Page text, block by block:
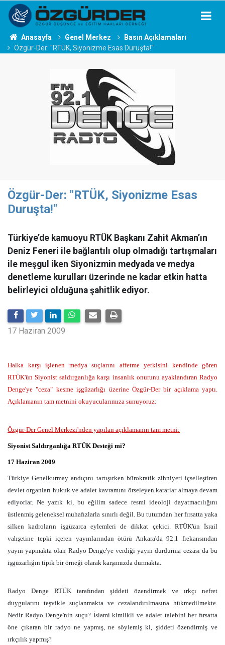
Anasayfa Genel Merkez
Basın Açıklamaları
Özgür-Der: "RTÜK, Siyonizme Esas Duruşta!"
Özgür-Der: "RTÜK, Siyonizme Esas
Duruşta!"
Türkiye’de kamuoyu RTÜK Başkanı Zahit Akman’ın
Deniz Feneri ile bağlantılı olup olmadığı tartışmaları
ile meşgul iken Siyonizmin medyada ve medya
denetleme kurulları üzerinde ne kadar etkin hatta
belirleyici olduğuna şahitlik ediyor.
17 Haziran 2009
Halka karşı işlenen medya suçlarını affetme yetkisini kendinde gören
RTÜK'ün Siyonist saldırganlığa karşı insanlık onurunu ayaklandıran Radyo
Denge'ye "ceza" kesme işgüzarlığı üzerine Özgür-Der bir açıklama yaptı.
Açıklamanın tam metnini okuyucularımıza sunuyoruz:
Özgür-Der Genel Merkezi'nden yapılan açıklamanın tam metni:
Siyonist Saldırganlığa RTÜK Desteği mi?
17 Haziran 2009
Türkiye Genelkurmay andıçını tartışırken bürokratik zihniyeti içselleştiren
devlet organları hukuk ve adalet kavramını örseleyen kararlar almaya devam
ediyorlar. Ne yazık ki, bu eğilim sadece resmi ideoloji dayatmacılığını
üstlenmiş geleneksel muhafızlarla sınırlı değil. Bu tutumdan her fırsatta yaka
silken kadroların işgüzarca eylemleri de dikkat çekici. RTÜK'ün İsrail
vahşetine tepki içeren yayınlarından ötürü Ankara'da 92.1 frekansından
yayın yapmakta olan Radyo Denge'ye verdiği yayın durdurma cezası da bu
işgüzarlığın tipik bir örneği olarak karşımızda durmakta.
Radyo Denge RTÜK tarafından şiddeti özendirmek ve ırkçı nefret
duygularını teşvikle suçlanmakta ve cezalandırılmasına hükmedilmekte.
Nedir Radyo Denge'nin suçu? İslami kimlikli ve adalet talebini her fırsatta
öne çıkaran bir radyo ne yapmış, ne söylemiş ki, şiddeti özendirmiş ve
ırkçılık yapmış?